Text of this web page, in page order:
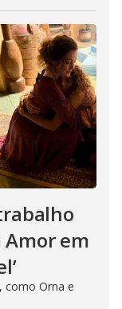
em
como Orna e